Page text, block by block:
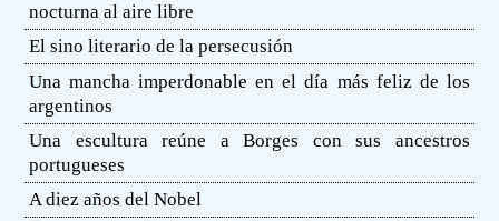
nocturna al aire libre
El sino literario de la persecusión
Una mancha imperdonable en el día más feliz de los
argentinos
Una escultura reúne a Borges con sus ancestros
portugueses
A diez años del Nobel